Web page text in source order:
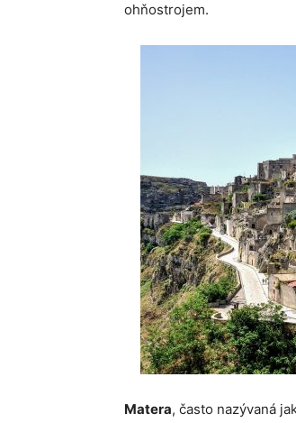
ohňostrojem.
Matera, často nazývaná